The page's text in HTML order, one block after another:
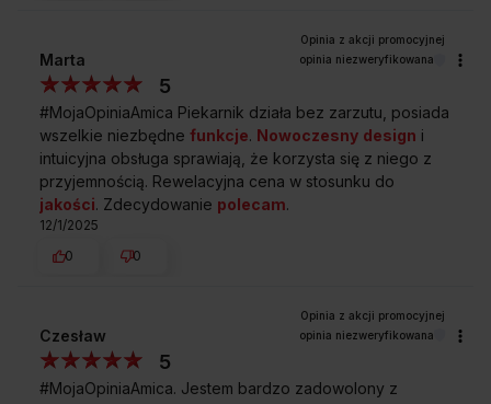
Sklepie Amicazyskujesz
Darmowa dostawa
Zakup na Raty 0%
Montaż i instalacja
Marta opinia niezweryfikowana
5
#MojaOpiniaAmica Piekarnik działa bez zarzutu, posiada
wszelkie niezbędne funkcje. Nowoczesny design i
intuicyjna obsługa sprawiają, że korzysta się z niego z
przyjemnością. Rewelacyjna cena w stosunku do
jakości. Zdecydowanie polecam.
12/1/2025
0
0
Czesław opinia niezweryfikowana
5
#MojaOpiniaAmica. Jestem bardzo zadowolony z